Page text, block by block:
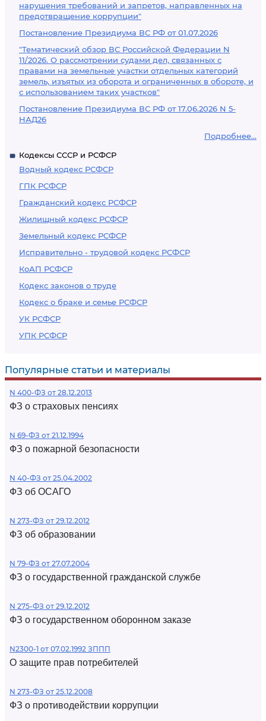
нарушения требований и запретов, направленных на
предотвращение коррупции"
Постановление Президиума ВС РФ от 01.07.2026
"Тематический обзор ВС Российской Федерации N
11/2026. О рассмотрении судами дел, связанных с
правами на земельные участки отдельных категорий
земель, изъятых из оборота и ограниченных в обороте, и
с использованием таких участков"
Постановление Президиума ВС РФ от 17.06.2026 N 5-
НАД26
Подробнее...
Кодексы СССР и РСФСР
Водный кодекс РСФСР
ГПК РСФСР
Гражданский кодекс РСФСР
Жилищный кодекс РСФСР
Земельный кодекс РСФСР
Исправительно - трудовой кодекс РСФСР
КоАП РСФСР
Кодекс законов о труде
Кодекс о браке и семье РСФСР
УК РСФСР
УПК РСФСР
Популярные статьи и материалы
N 400-ФЗ от 28.12.2013
ФЗ о страховых пенсиях
N 69-ФЗ от 21.12.1994
ФЗ о пожарной безопасности
N 40-ФЗ от 25.04.2002
ФЗ об ОСАГО
N 273-ФЗ от 29.12.2012
ФЗ об образовании
N 79-ФЗ от 27.07.2004
ФЗ о государственной гражданской службе
N 275-ФЗ от 29.12.2012
ФЗ о государственном оборонном заказе
N2300-1 от 07.02.1992 ЗППП
О защите прав потребителей
N 273-ФЗ от 25.12.2008
ФЗ о противодействии коррупции